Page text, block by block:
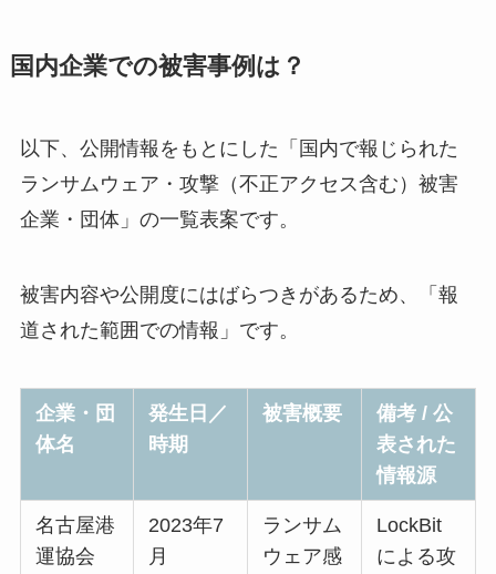
国内企業での被害事例は？
以下、公開情報をもとにした「国内で報じられた
ランサムウェア・攻撃（不正アクセス含む）被害
企業・団体」の一覧表案です。
被害内容や公開度にはばらつきがあるため、「報
道された範囲での情報」です。
企業・団
体名
発生日／
時期
被害概要
備考 / 公
表された
情報源
名古屋港
運協会
2023年7
月
ランサム
ウェア感
LockBit
による攻